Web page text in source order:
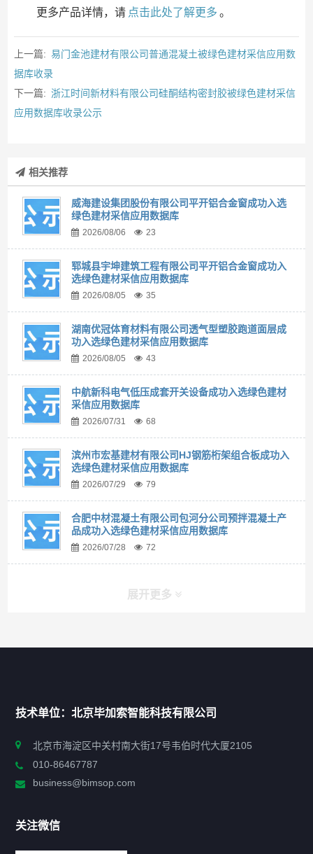
更多产品详情，请 点击此处了解更多 。
上一篇: 易门金池建材有限公司普通混凝土被绿色建材采信应用数
据库收录
下一篇: 浙江时间新材料有限公司硅酮结构密封胶被绿色建材采信
应用数据库收录公示
相关推荐
威海建设集团股份有限公司平开铝合金窗成功入选
绿色建材采信应用数据库
2026/08/06 23
郓城县宇坤建筑工程有限公司平开铝合金窗成功入
选绿色建材采信应用数据库
2026/08/05 35
湖南优冠体育材料有限公司透气型塑胶跑道面层成
功入选绿色建材采信应用数据库
2026/08/05 43
中航新科电气低压成套开关设备成功入选绿色建材
采信应用数据库
2026/07/31 68
滨州市宏基建材有限公司HJ钢筋桁架组合板成功入
选绿色建材采信应用数据库
2026/07/29 79
合肥中材混凝土有限公司包河分公司预拌混凝土产
品成功入选绿色建材采信应用数据库
2026/07/28 72
展开更多
政策法规
技术单位：北京毕加索智能科技有限公司
北京市海淀区中关村南大街17号韦伯时代大厦2105
010-86467787
business@bimsop.com
关注微信